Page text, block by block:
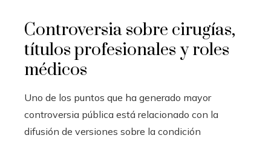
Controversia sobre cirugías,
títulos profesionales y roles
médicos
Uno de los puntos que ha generado mayor
controversia pública está relacionado con la
difusión de versiones sobre la condición